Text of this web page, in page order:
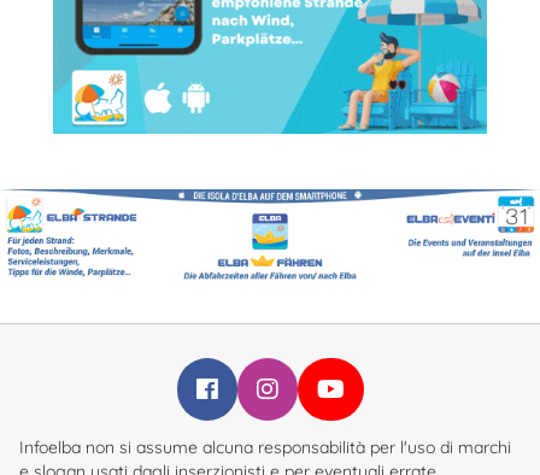
Infoelba su Facebook
Infoelba su Instagram
Infoelba su YouTube
Infoelba non si assume alcuna responsabilità per l'uso di marchi